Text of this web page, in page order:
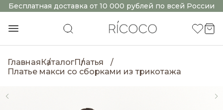
Бесплатная доставка от 10 000 рублей по всей России
ГлавнаяКаталогПлатья
Платье макси со сборками из трикотажа